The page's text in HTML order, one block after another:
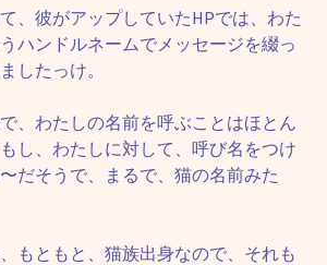
、彼がアップしていたHPでは、わた
ハンドルネームでメッセージを綴っ
したっけ。
、わたしの名前を呼ぶことはほとん
し、わたしに対して、呼び名をつけ
だそうで、まるで、猫の名前みた
もともと、猫族出身なので、それも